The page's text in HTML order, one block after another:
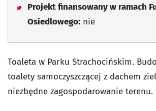
Projekt finansowany w ramach
Osiedlowego: nie
Toaleta w Parku Strachocińskim.
toalety samoczyszczącej z dachem
niezbędne zagospodarowanie terenu.